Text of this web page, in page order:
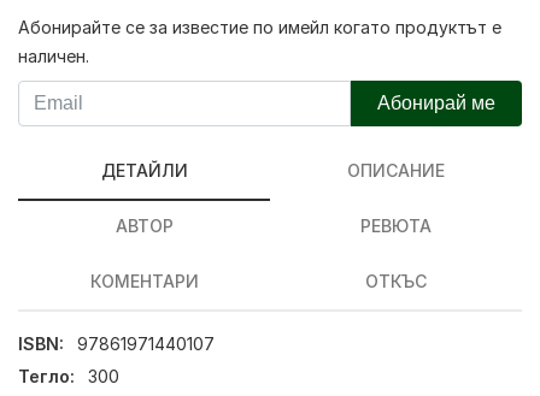
Абонирайте се за известие по имейл когато продуктът е
наличен.
Абонирай ме
ДЕТАЙЛИ ОПИСАНИЕ
АВТОР РЕВЮТА
КОМЕНТАРИ ОТКЪС
ISBN:
97861971440107
Тегло:
300